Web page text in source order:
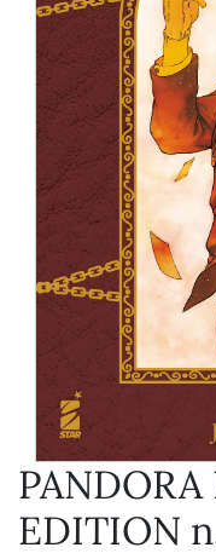
EDITION